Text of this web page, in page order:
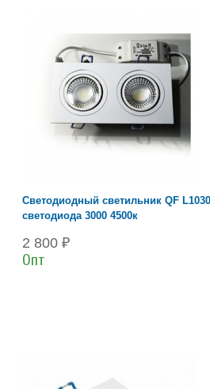
Светодиодный светильник QF
светодиода 3000 4500к
2 800 ₽
Опт